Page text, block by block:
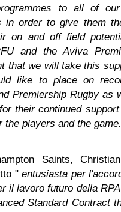
to all of
in order to give them
on and off field
and the Aviva
that we will take this
like to place on
Premiership Rugby as
their continued
players and the game.
Saints,
"entusiasta per
il lavoro futuro della
Standard Contract